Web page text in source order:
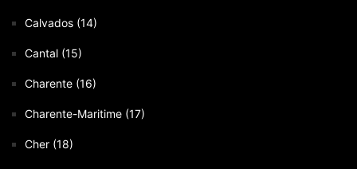
Calvados (14)
Cantal (15)
Charente (16)
Charente-Maritime (17)
Cher (18)